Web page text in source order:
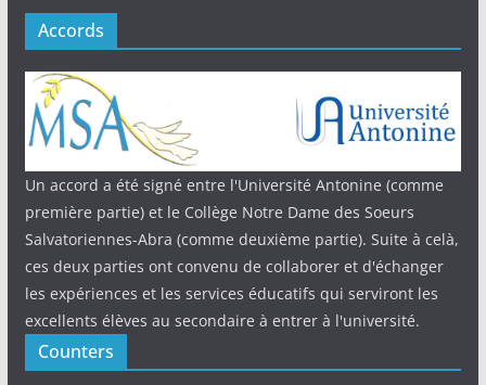
Accords
Un accord a été signé entre l'Université Antonine (comme
première partie) et le Collège Notre Dame des Soeurs
Salvatoriennes-Abra (comme deuxième partie). Suite à celà,
ces deux parties ont convenu de collaborer et d'échanger
les expériences et les services éducatifs qui serviront les
excellents élèves au secondaire à entrer à l'université.
Counters